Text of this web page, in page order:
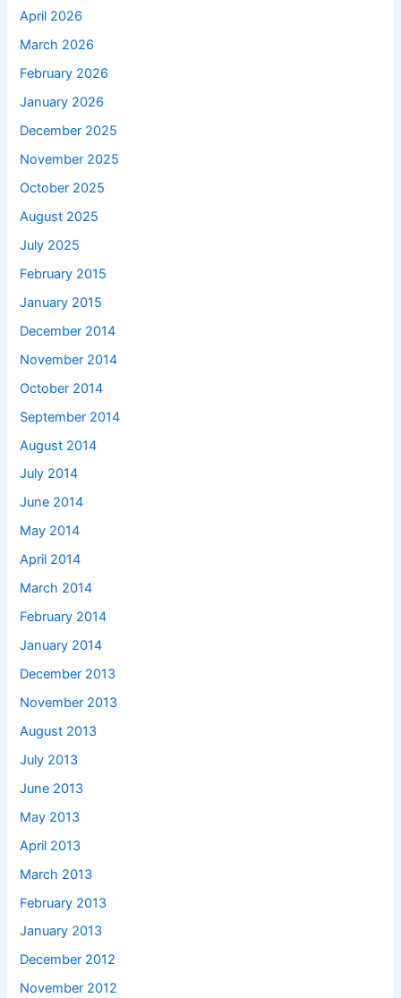
April 2026
March 2026
February 2026
January 2026
December 2025
November 2025
October 2025
August 2025
July 2025
February 2015
January 2015
December 2014
November 2014
October 2014
September 2014
August 2014
July 2014
June 2014
May 2014
April 2014
March 2014
February 2014
January 2014
December 2013
November 2013
August 2013
July 2013
June 2013
May 2013
April 2013
March 2013
February 2013
January 2013
December 2012
November 2012